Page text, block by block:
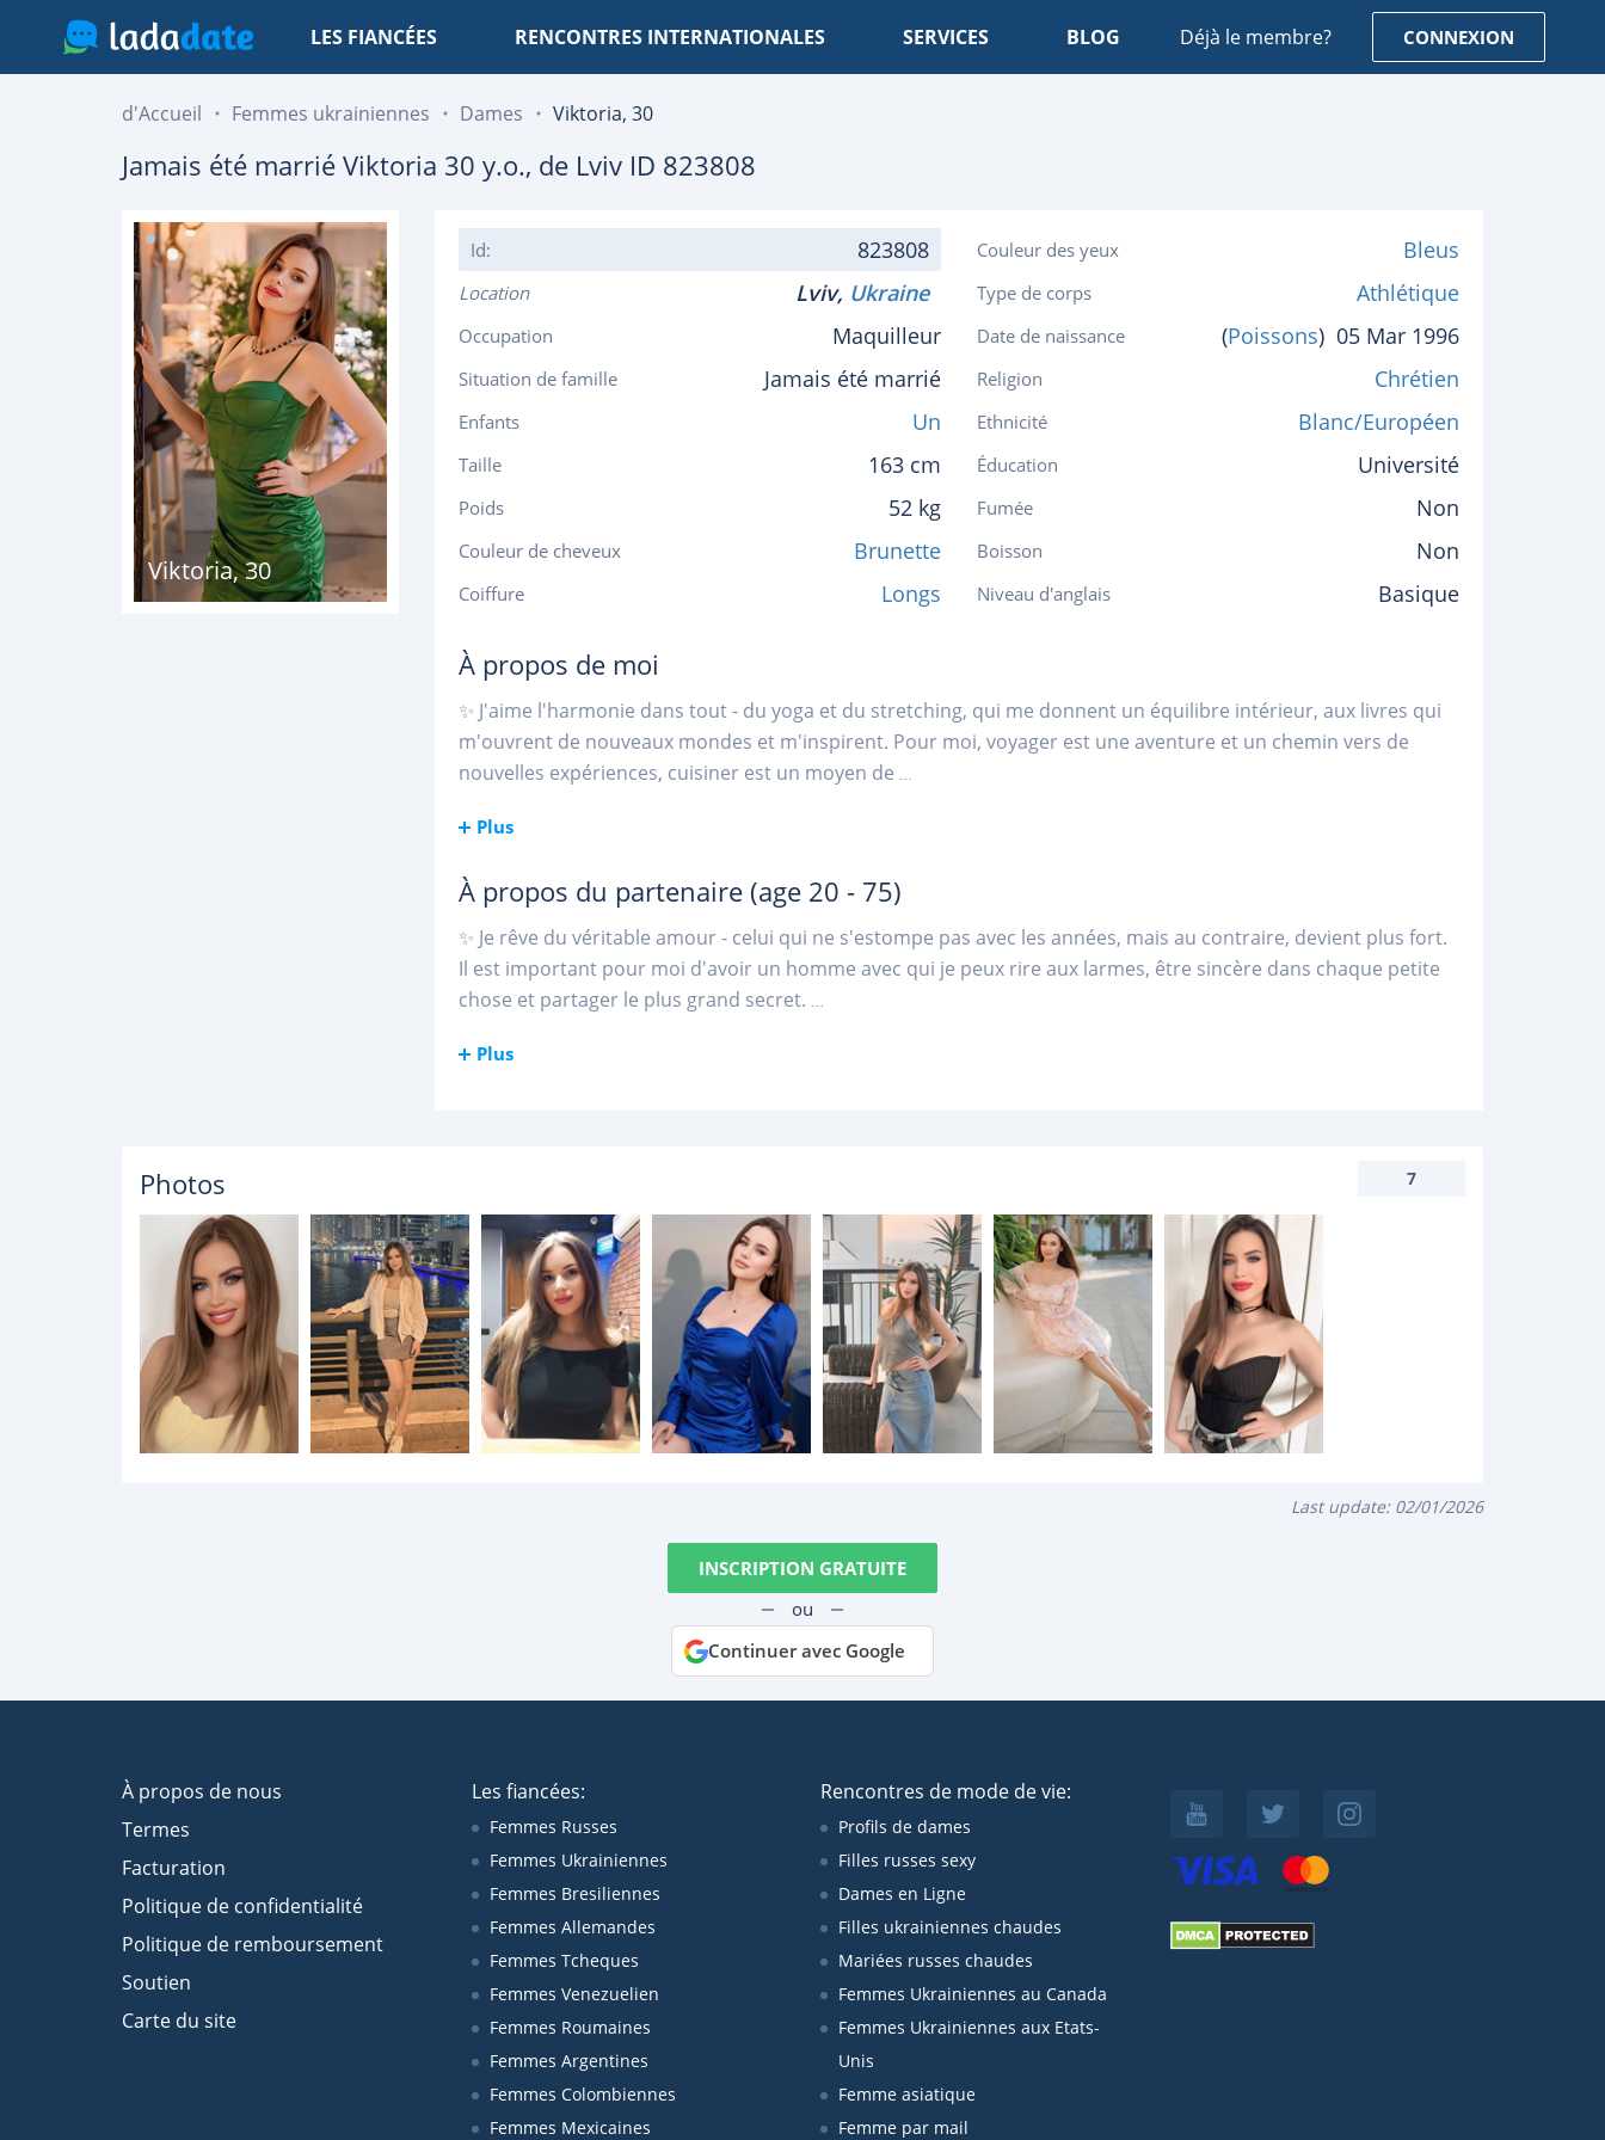
LES FIANCÉES RENCONTRES INTERNATIONALES SERVICES BLOG Déjà le membre? CONNEXION
d'Accueil Femmes ukrainiennes Dames Viktoria, 30
Jamais été marrié Viktoria 30 y.o., de Lviv ID 823808
Viktoria,30
Id: 823808
Location Lviv, Ukraine
Occupation Maquilleur
Situation de famille Jamais été marrié
Enfants Un
Taille 163 cm
Poids 52 kg
Couleur de cheveux Brunette
Coiffure Longs
Couleur des yeux Bleus
Type de corps Athlétique
Date de naissance (Poissons) 05 Mar 1996
Religion Chrétien
Ethnicité Blanc/Européen
Éducation Université
Fumée Non
Boisson Non
Niveau d'anglais Basique
À propos de moi
✨ J'aime l'harmonie dans tout - du yoga et du stretching, qui me donnent un équilibre intérieur, aux livres qui
m'ouvrent de nouveaux mondes et m'inspirent. Pour moi, voyager est une aventure et un chemin vers de
nouvelles expériences, cuisiner est un moyen de ...
Plus
À propos du partenaire (age 20 - 75)
✨ Je rêve du véritable amour - celui qui ne s'estompe pas avec les années, mais au contraire, devient plus fort.
Il est important pour moi d'avoir un homme avec qui je peux rire aux larmes, être sincère dans chaque petite
chose et partager le plus grand secret. ...
Plus
Photos 7
Last update: 02/01/2026
INSCRIPTION GRATUITE
ou
Continuer avec Google
À propos de nous
Termes
Facturation
Politique de confidentialité
Politique de remboursement
Soutien
Carte du site
Les fiancées:
Femmes Russes
Femmes Ukrainiennes
Femmes Bresiliennes
Femmes Allemandes
Femmes Tcheques
Femmes Venezuelien
Femmes Roumaines
Femmes Argentines
Femmes Colombiennes
Femmes Mexicaines
Rencontres de mode de vie:
Profils de dames
Filles russes sexy
Dames en Ligne
Filles ukrainiennes chaudes
Mariées russes chaudes
Femmes Ukrainiennes au Canada
Femmes Ukrainiennes aux Etats-
Unis
Femme asiatique
Femme par mail